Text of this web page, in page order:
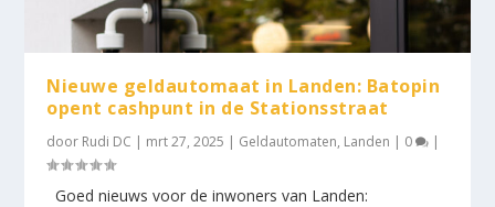
Nieuwe geldautomaat in Landen: Batopin
opent cashpunt in de Stationsstraat
door Rudi DC | mrt 27, 2025 | Geldautomaten, Landen | 0 |
Goed nieuws voor de inwoners van Landen: